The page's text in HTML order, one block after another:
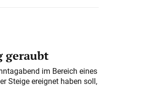
geraubt
im Bereich eines
Steige ereignet haben soll,